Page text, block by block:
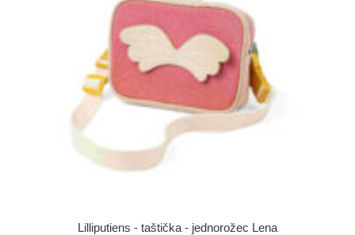
Lilliputiens - taštička - jednorožec Lena